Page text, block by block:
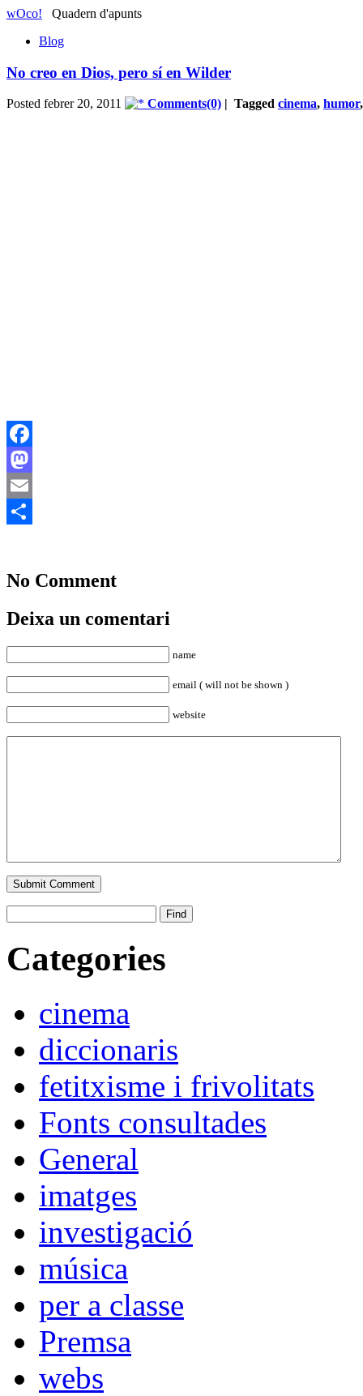
wOco!
Quadern d'apunts
Blog
No creo en Dios, pero sí en Wilder
Posted febrer 20, 2011 Comments(0) | Tagged cinema, humor
Facebook
Mastodon
Email
No Comment
Deixa un comentari
name
email ( will not be shown )
website
Categories
cinema
diccionaris
fetitxisme i frivolitats
Fonts consultades
General
imatges
investigació
música
per a classe
Premsa
webs